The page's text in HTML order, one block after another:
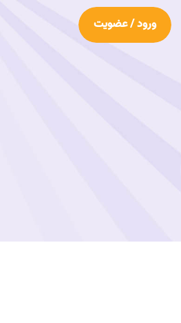
ورود / عضویت